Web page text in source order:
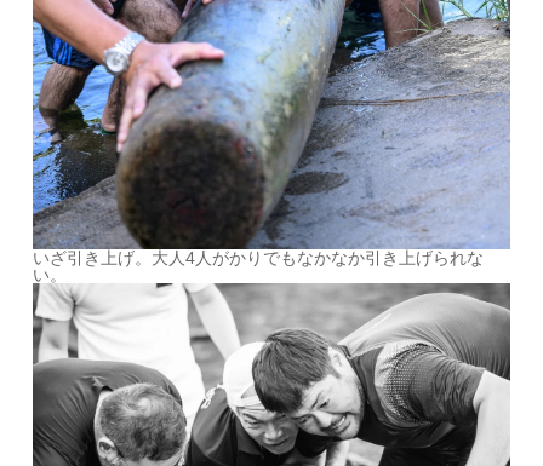
いざ引き上げ。大人4人がかりでもなかなか引き上げられな
い。